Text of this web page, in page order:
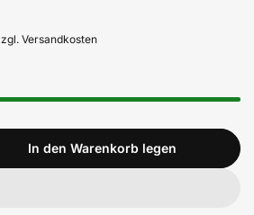
Versandkosten
In den Warenkorb legen